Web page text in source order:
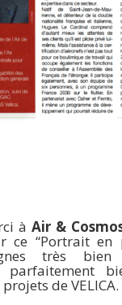
àAir &
ce “Portrait en
très bien
de VELICA.